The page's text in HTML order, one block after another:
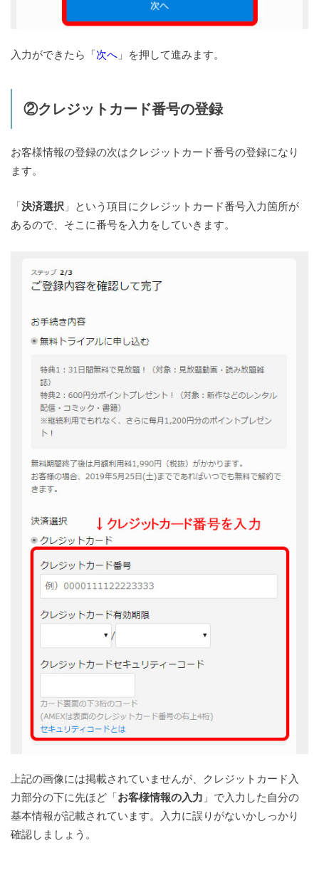
入力ができたら「次へ 」を押して進みます。
②クレジットカード番号の登録
お客様情報の登録の次はクレジットカード番号の登録になり
ます。
「決済選択 」という項目にクレジットカード番号入力箇所が
あるので、そこに番号を入力をしていきます。
上記の画像には掲載されていませんが、クレジットカード入
力部分の下に先ほど「お客様情報の入力 」で入力した自分の
基本情報が記載されています。入力に誤りがないかしっかり
確認しましょう。